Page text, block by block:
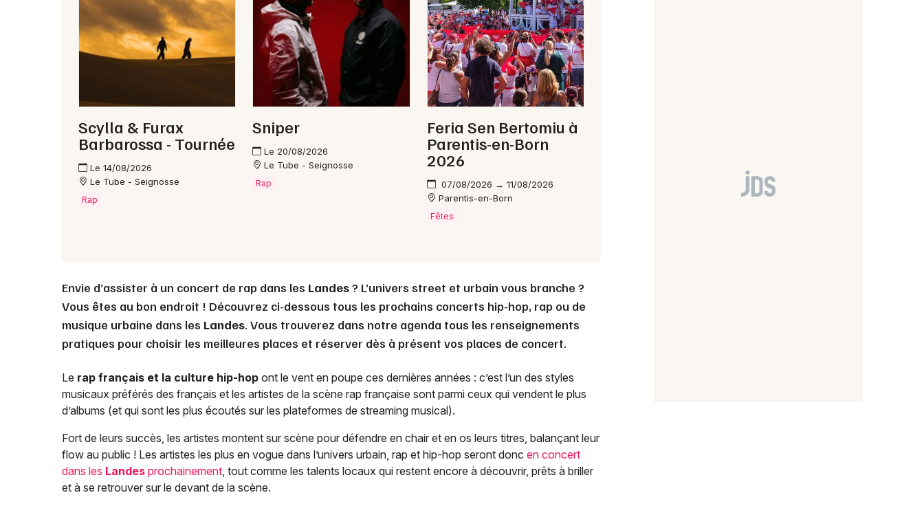
Scylla & Furax
Barbarossa - Tournée
Le 14/08/2026
Le Tube - Seignosse
Rap
Sniper
Le 20/08/2026
Le Tube - Seignosse
Rap
Feria Sen Bertomiu à
Parentis-en-Born
2026
07/08/2026 → 11/08/2026
Parentis-en-Born
Fêtes
Envie d’assister à un concert de rap dans les Landes? L’univers street et urbain vous branche ?
Vous êtes au bon endroit ! Découvrez ci-dessous tous les prochains concerts hip-hop, rap ou de
musique urbaine dans les Landes. Vous trouverez dans notre agenda tous les renseignements
pratiques pour choisir les meilleures places et réserver dès à présent vos places de concert.
Le rap français et la culture hip-hop ont le vent en poupe ces dernières années : c’est l’un des styles
musicaux préférés des français et les artistes de la scène rap française sont parmi ceux qui vendent le plus
d’albums (et qui sont les plus écoutés sur les plateformes de streaming musical).
Fort de leurs succès, les artistes montent sur scène pour défendre en chair et en os leurs titres, balançant leur
flow au public ! Les artistes les plus en vogue dans l’univers urbain, rap et hip-hop seront donc en concert
dans les Landes prochainement , tout comme les talents locaux qui restent encore à découvrir, prêts à briller
et à se retrouver sur le devant de la scène.